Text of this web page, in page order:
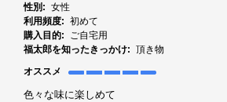
性別: 女性
利用頻度: 初めて
購入目的:
ご自宅用
福太郎を知ったきっかけ: 頂き物
オススメ
色々な味に楽しめて